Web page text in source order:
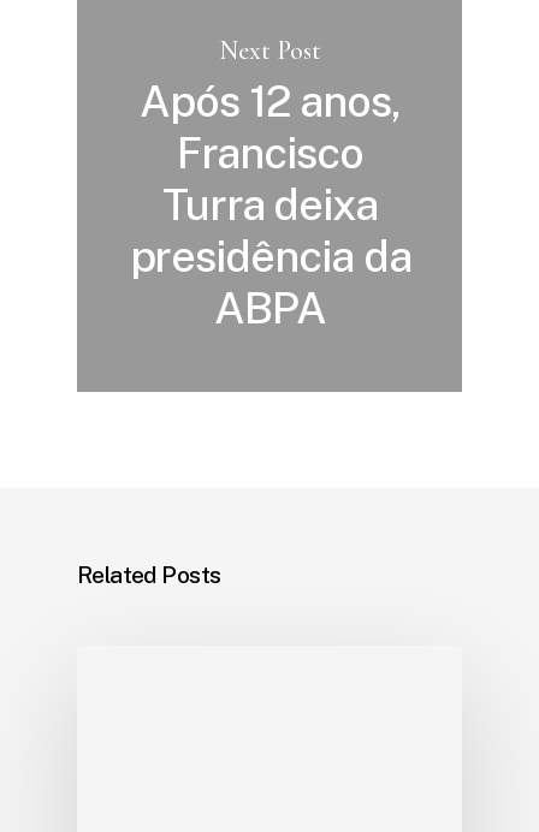
Next Post
Após 12 anos,
Francisco
Turra deixa
presidência da
ABPA
Related Posts